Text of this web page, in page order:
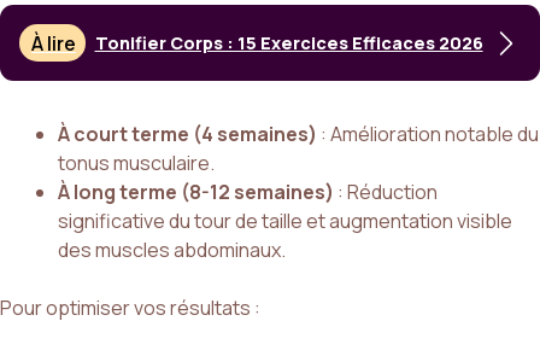
À lire Tonifier Corps : 15 Exercices Efficaces 2026
À court terme (4 semaines) : Amélioration notable du
tonus musculaire.
À long terme (8-12 semaines) : Réduction
significative du tour de taille et augmentation visible
des muscles abdominaux.
Pour optimiser vos résultats :